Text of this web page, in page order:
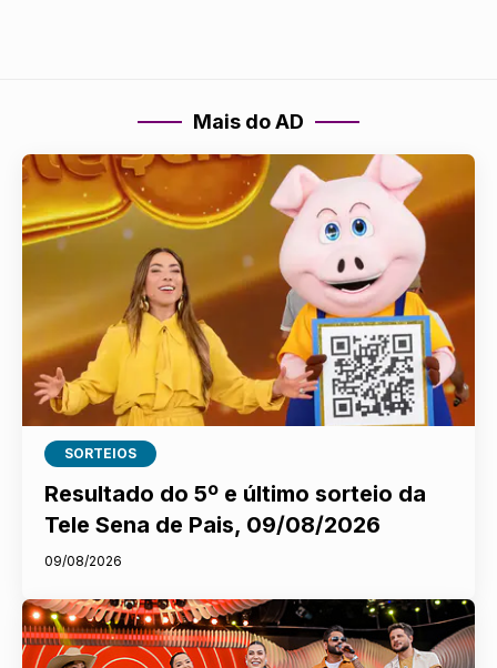
Mais do AD
SORTEIOS
Resultado do 5º e último sorteio da
Tele Sena de Pais, 09/08/2026
09/08/2026